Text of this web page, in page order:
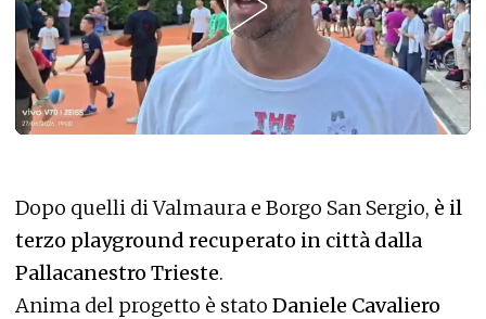
Dopo quelli di Valmaura e Borgo San Sergio, è il
terzo playground recuperato in città dalla
Pallacanestro Trieste.
Anima del progetto è stato Daniele Cavaliero